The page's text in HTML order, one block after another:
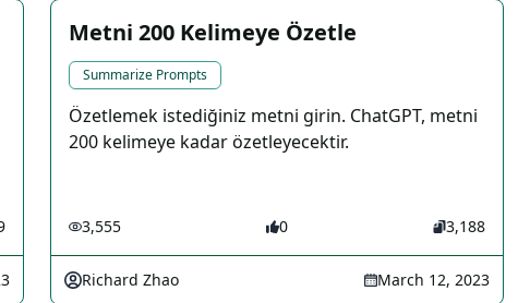
Metni 200 Kelimeye Özetle
Summarize Prompts
Özetlemek istediğiniz metni girin. ChatGPT, metni
200 kelimeye kadar özetleyecektir.
3,555 0 3,188
Richard Zhao March 12, 2023